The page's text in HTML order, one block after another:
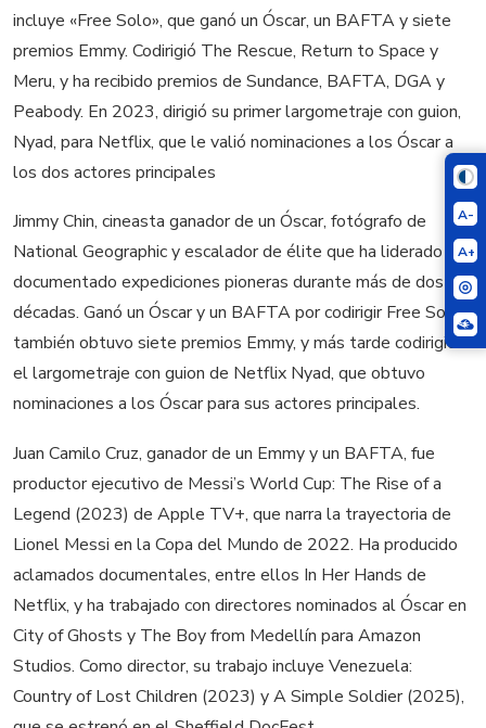
A-
A+
incluye «Free Solo», que ganó un Óscar, un BAFTA y siete
premios Emmy. Codirigió The Rescue, Return to Space y
Meru, y ha recibido premios de Sundance, BAFTA, DGA y
Peabody. En 2023, dirigió su primer largometraje con guion,
Nyad, para Netflix, que le valió nominaciones a los Óscar a
los dos actores principales
Jimmy Chin, cineasta ganador de un Óscar, fotógrafo de
National Geographic y escalador de élite que ha liderado y
documentado expediciones pioneras durante más de dos
décadas. Ganó un Óscar y un BAFTA por codirigir Free Solo,
también obtuvo siete premios Emmy, y más tarde codirigió
el largometraje con guion de Netflix Nyad, que obtuvo
nominaciones a los Óscar para sus actores principales.
Juan Camilo Cruz, ganador de un Emmy y un BAFTA, fue
productor ejecutivo de Messi’s World Cup: The Rise of a
Legend (2023) de Apple TV+, que narra la trayectoria de
Lionel Messi en la Copa del Mundo de 2022. Ha producido
aclamados documentales, entre ellos In Her Hands de
Netflix, y ha trabajado con directores nominados al Óscar en
City of Ghosts y The Boy from Medellín para Amazon
Studios. Como director, su trabajo incluye Venezuela:
Country of Lost Children (2023) y A Simple Soldier (2025),